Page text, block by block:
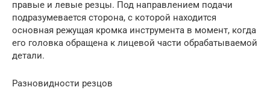
правые и левые резцы. Под направлением подачи
подразумевается сторона, с которой находится
основная режущая кромка инструмента в момент, когда
его головка обращена к лицевой части обрабатываемой
детали.
Разновидности резцов